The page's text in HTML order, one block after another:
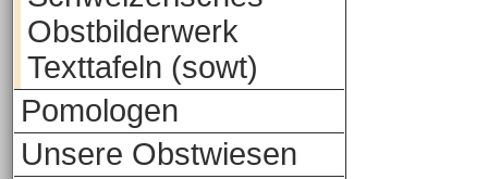
Obstbilderwerk
Texttafeln (sowt)
Pomologen
Unsere Obstwiesen